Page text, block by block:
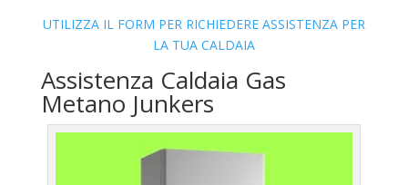
UTILIZZA IL FORM PER RICHIEDERE ASSISTENZA PER
LA TUA CALDAIA
Assistenza Caldaia Gas
Metano Junkers